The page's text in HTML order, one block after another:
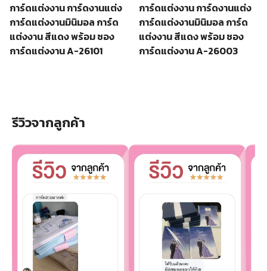
การ์ดแต่งงาน การ์ดงานแต่ง
การ์ดแต่งงานมินิมอล การ์ด
แต่งงาน สีแดง พร้อม ซอง
การ์ดแต่งงาน A-26101
การ์ดแต่งงาน การ์ดงานแต่ง
การ์ดแต่งงานมินิมอล การ์ด
แต่งงาน สีแดง พร้อม ซอง
การ์ดแต่งงาน A-26003
รีวิวจากลูกค้า